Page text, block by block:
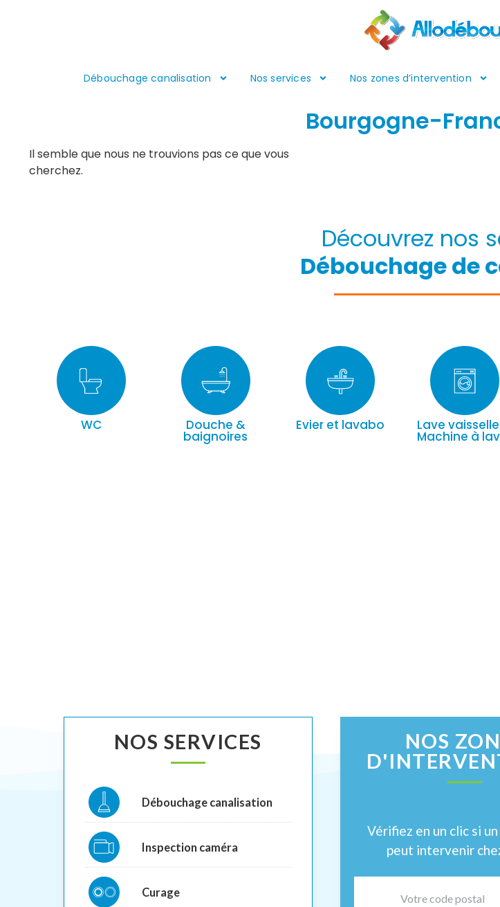
Débouchage canalisation Nos services Nos zones d’intervention
Bourgogne-
Il semble que nous ne trouvions pas ce que vous
cherchez.
Découvrez nos
Débouchage de
WC Douche &
baignoires
Evier et lavabo Lave
Machine à
NOS SERVICES
Débouchage canalisation
Inspection caméra
Curage
NOS
Vérifiez en un clic si
peut intervenir